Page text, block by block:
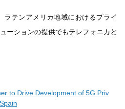
ラテンアメリカ地域におけるプライ
ーションの提供でもテレフォニカと
to Drive Development of 5G Priv